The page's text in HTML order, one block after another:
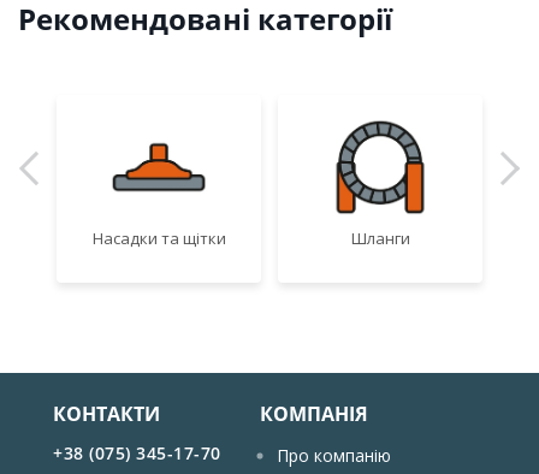
Рекомендовані категорії
Насадки та щітки Шланги
КОНТАКТИ
+38 (075) 345-17-70
КОМПАНІЯ
Про компанію